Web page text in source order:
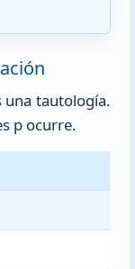
una tautología.
p ocurre.